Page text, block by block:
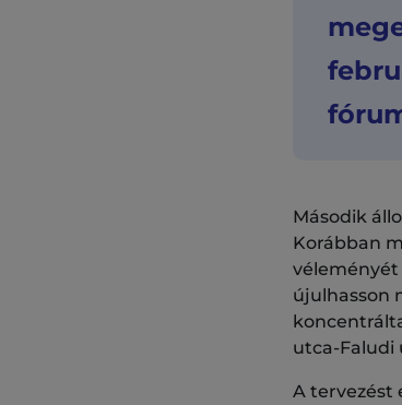
Második
Korábban
véleményét
újulhasson
utca-Faludi
A tervezést